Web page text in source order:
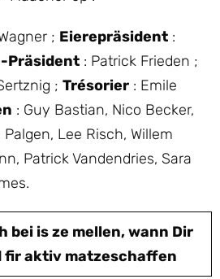
; Eierepräsident :
Präsident : Patrick Frieden ;
; Trésorier : Emile
: Guy Bastian, Nico Becker,
Lee Risch, Willem
Patrick Vandendries, Sara
bei is ze mellen, wann Dir
fir aktiv matzeschaffen